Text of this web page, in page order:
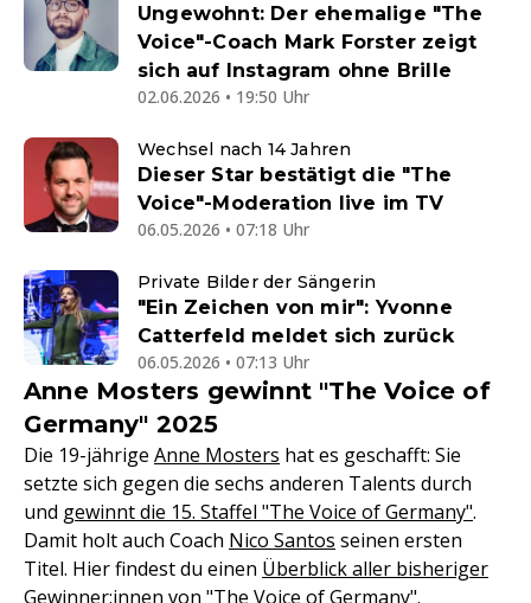
Ungewohnt: Der ehemalige "The
Voice"-Coach Mark Forster zeigt
sich auf Instagram ohne Brille
02.06.2026 • 19:50 Uhr
Wechsel nach 14 Jahren
Dieser Star bestätigt die "The
Voice"-Moderation live im TV
06.05.2026 • 07:18 Uhr
Private Bilder der Sängerin
"Ein Zeichen von mir": Yvonne
Catterfeld meldet sich zurück
06.05.2026 • 07:13 Uhr
Anne Mosters gewinnt "The Voice of
Germany" 2025
Die 19-jährige Anne Mosters hat es geschafft: Sie
setzte sich gegen die sechs anderen Talents durch
und gewinnt die 15. Staffel "The Voice of Germany".
Damit holt auch Coach Nico Santos seinen ersten
Titel. Hier findest du einen Überblick aller bisheriger
Gewinner:innen von "The Voice of Germany".